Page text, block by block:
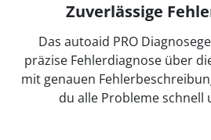
Zuverlässige
Das autoaid PRO
präzise Fehlerdiagnose über
mit genauen
du alle Probleme schnell